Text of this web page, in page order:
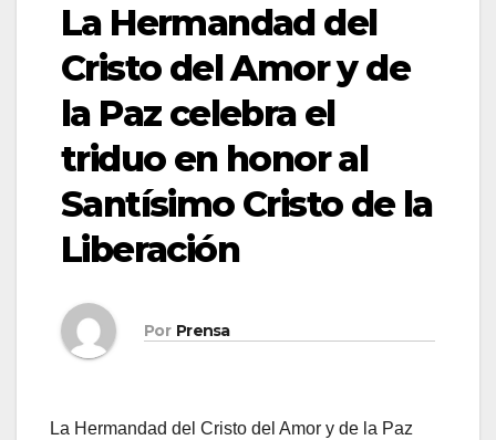
La Hermandad del
Cristo del Amor y de
la Paz celebra el
triduo en honor al
Santísimo Cristo de la
Liberación
Por Prensa
La Hermandad del Cristo del Amor y de la Paz